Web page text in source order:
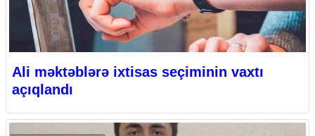
Ali məktəblərə ixtisas seçiminin vaxtı
açıqlandı